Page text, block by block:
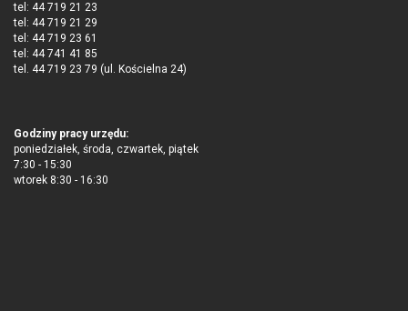
tel: 44 719 21 23
tel: 44 719 21 29
tel: 44 719 23 61
tel: 44 741 41 85
tel. 44 719 23 79 (ul. Kościelna 24)
Godziny pracy urzędu:
poniedziałek, środa, czwartek, piątek
7:30 - 15:30
wtorek 8:30 - 16:30